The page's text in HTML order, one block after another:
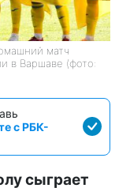
матч
в Варшаве (фото:
с РБК-
сыграет